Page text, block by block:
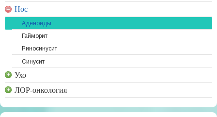
Нос
Аденоиды
Гайморит
Риносинусит
Синусит
Ухо
ЛОР-онкология